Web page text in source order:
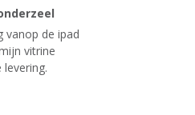
vanop de ipad
vitrine
levering.